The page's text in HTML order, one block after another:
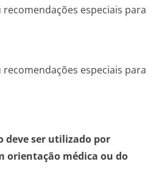
especiais para
especiais para
deve ser utilizado por
orientação médica ou do